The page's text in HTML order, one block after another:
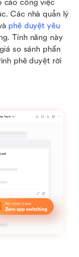
cáo công việc
Các nhà quản lý
phê duyệt yêu
Tính năng này
so sánh phần
phê duyệt rời